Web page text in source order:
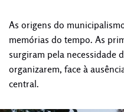
As origens do
memórias do tempo. As
surgiram pela necessidade
organizarem, face à
central.